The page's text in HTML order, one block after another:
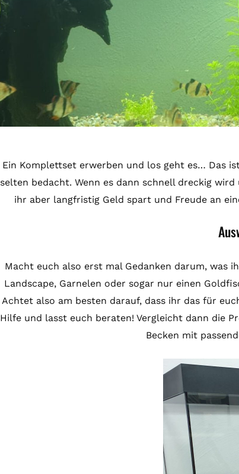
Ein Komplettset erwerben und los geht es… Das
selten bedacht. Wenn es dann schnell dreckig
ihr aber langfristig Geld spart und Freude an
Macht euch also erst mal Gedanken darum, was
Landscape, Garnelen oder sogar nur einen
Achtet also am besten darauf, dass ihr das für
Hilfe und lasst euch beraten! Vergleicht dann die
Becken mit